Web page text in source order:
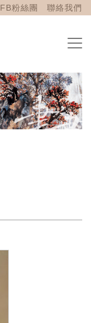
FB粉絲團 聯絡我們